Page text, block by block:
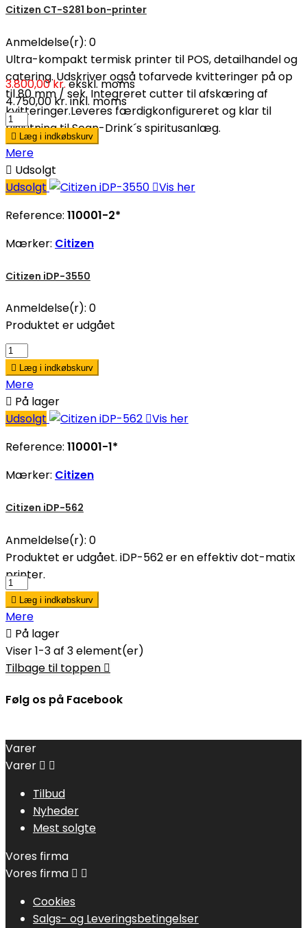
Citizen CT-S281 bon-printer
Anmeldelse(r): 0
Ultra-kompakt termisk printer til POS, detailhandel og
catering. Udskriver også tofarvede kvitteringer på op
til 80 mm / sek. Integreret cutter til afskæring af
kvitteringer.Leveres færdigkonfigureret og klar til
tilslutning til Scan-Drink´s spiritusanlæg.
3.800,00 kr.ekskl. moms
4.750,00 kr. inkl. moms
 Læg i indkøbskurv
Mere
 Udsolgt
Udsolgt
Vis her
Reference: 110001-2*
Mærker: Citizen
Citizen iDP-3550
Anmeldelse(r): 0
Produktet er udgået
 Læg i indkøbskurv
Mere
 På lager
Udsolgt
Vis her
Reference: 110001-1*
Mærker: Citizen
Citizen iDP-562
Anmeldelse(r): 0
Produktet er udgået. iDP-562 er en effektiv dot-matix
printer.
 Læg i indkøbskurv
Mere
 På lager
Viser 1-3 af 3 element(er)
Tilbage til toppen 
Følg os på Facebook
Varer
Varer  
Tilbud
Nyheder
Mest solgte
Vores firma
Vores firma  
Cookies
Salgs- og Leveringsbetingelser